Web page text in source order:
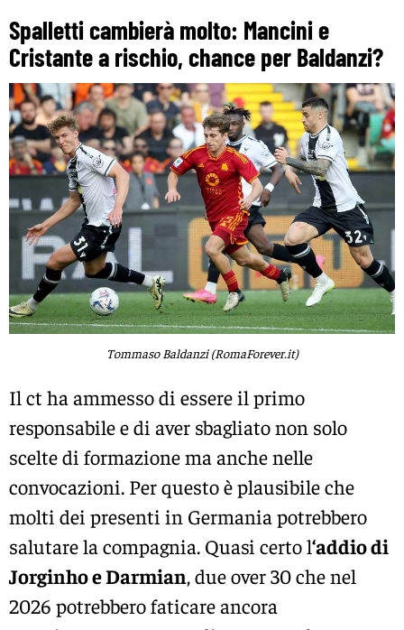
Spalletti cambierà molto: Mancini e
Cristante a rischio, chance per Baldanzi?
Tommaso Baldanzi (RomaForever.it)
Il ct ha ammesso di essere il primo
responsabile e di aver sbagliato non solo
scelte di formazione ma anche nelle
convocazioni. Per questo è plausibile che
molti dei presenti in Germania potrebbero
salutare la compagnia. Quasi certo l‘addio di
Jorginho e Darmian, due over 30 che nel
2026 potrebbero faticare ancora